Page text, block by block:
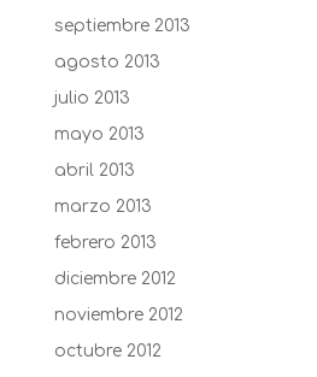
septiembre 2013
agosto 2013
julio 2013
mayo 2013
abril 2013
marzo 2013
febrero 2013
diciembre 2012
noviembre 2012
octubre 2012